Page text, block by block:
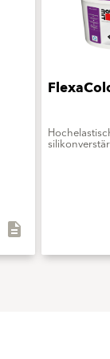
description